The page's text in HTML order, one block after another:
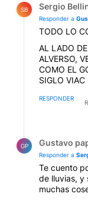
SB Sergio
Responder a
TODO LO
AL LADO
ALVERSO,
COMO EL
SIGLO VIAC
RESPONDER
GP Gustavo
Responder a
Te cuento
de lluvias, y
muchas